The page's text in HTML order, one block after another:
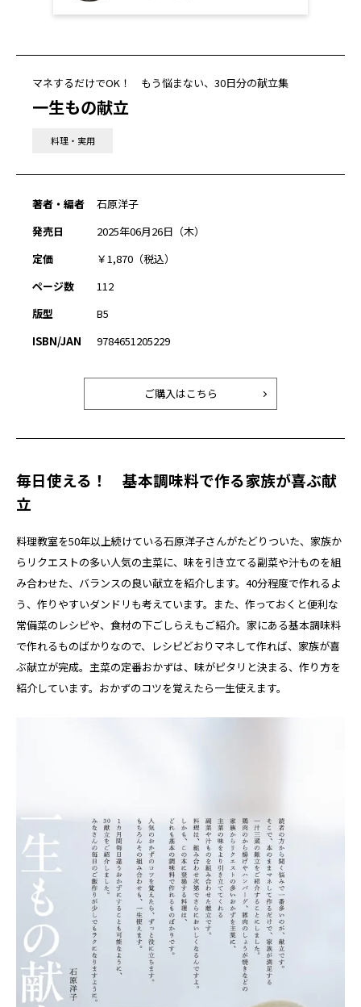
マネするだけでOK！ もう悩まない、30日分の献立集
一生もの献立
料理・実用
著者・編者
石原洋子
発売日
2025年06月26日（木）
定価
￥1,870（税込）
ページ数
112
版型
B5
ISBN/JAN
9784651205229
ご購入はこちら
毎日使える！ 基本調味料で作る家族が喜ぶ献
立
料理教室を50年以上続けている石原洋子さんがたどりついた、家族か
らリクエストの多い人気の主菜に、味を引き立てる副菜や汁ものを組
み合わせた、バランスの良い献立を紹介します。40分程度で作れるよ
う、作りやすいダンドリも考えています。また、作っておくと便利な
常備菜のレシピや、食材の下ごしらえもご紹介。家にある基本調味料
で作れるものばかりなので、レシピどおりマネして作れば、家族が喜
ぶ献立が完成。主菜の定番おかずは、味がピタリと決まる、作り方を
紹介しています。おかずのコツを覚えたら一生使えます。